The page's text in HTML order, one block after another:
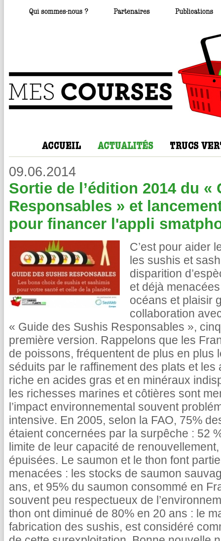
09.06.2014
Sortie de l’édition 2014 du «
Responsables » et
pour financer l'appli
C’est pour aider
les sushis et
disparition
et déjà
océans et plaisir
collaboration
« Guide des Sushis Responsables »,
première version. Rappelons que les
de poissons, fréquentent de plus en plus
séduits par le raffinement des plats et
riche en acides gras et en minéraux
les richesses marines et côtières sont
l’impact environnemental souvent
intensive. En 2005, selon la FAO, 75%
étaient concernées par la surpêche : 52
limite de leur capacité de
épuisées. Le saumon et le thon font
menacées : les stocks de saumon
ans, et 95% du saumon consommé en
souvent peu respectueux de
thon ont diminué de 80% en 20 ans : le
fabrication des sushis, est considéré